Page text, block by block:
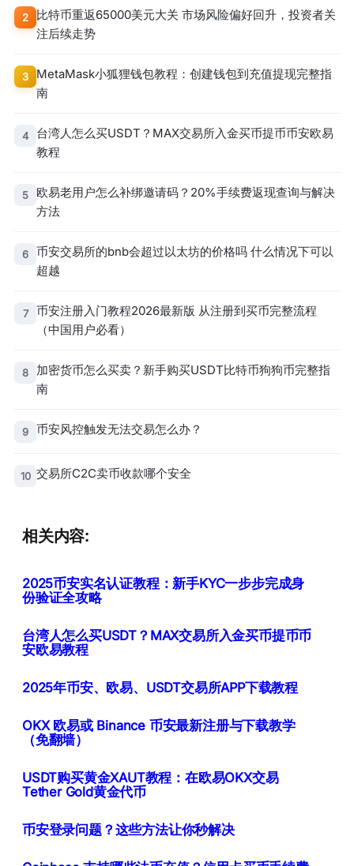
2
比特币重返65000美元大关 市场风险偏好回升，投资者关
注后续走势
3
MetaMask小狐狸钱包教程：创建钱包到充值提现完整指
南
4
台湾人怎么买USDT？MAX交易所入金买币提币币安欧易
教程
5
欧易老用户怎么补绑邀请码？20%手续费返现查询与解决
方法
6
币安交易所的bnb会超过以太坊的价格吗 什么情况下可以
超越
7
币安注册入门教程2026最新版 从注册到买币完整流程
（中国用户必看）
8
加密货币怎么买卖？新手购买USDT比特币狗狗币完整指
南
9 币安风控触发无法交易怎么办？
10 交易所C2C卖币收款哪个安全
相关内容:
2025币安实名认证教程：新手KYC一步步完成身
份验证全攻略
台湾人怎么买USDT？MAX交易所入金买币提币币
安欧易教程
2025年币安、欧易、USDT交易所APP下载教程
OKX 欧易或 Binance 币安最新注册与下载教学
（免翻墙）
USDT购买黄金XAUT教程：在欧易OKX交易
Tether Gold黄金代币
币安登录问题？这些方法让你秒解决